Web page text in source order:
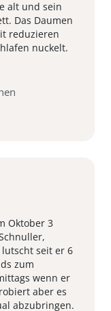
alt und sein
Das Daumen
reduzieren
nuckelt.
Oktober 3
seit er 6
zum
wenn er
aber es
abzubringen.